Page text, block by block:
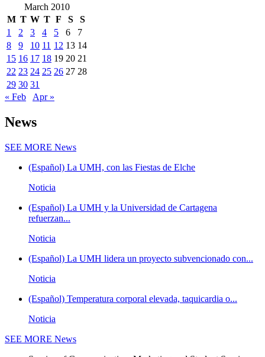
March 2010
M T W T F S
S
1
2 3 4 5 6
7
8
9 10 11 12 13 14
15 16 17 18 19 20 21
22 23 24 25 26 27 28
29 30 31
« Feb
Apr »
News
SEE MORE News
(Español) La UMH, con las Fiestas de Elche
Noticia
(Español) La UMH y la Universidad de Cartagena
refuerzan...
Noticia
(Español) La UMH lidera un proyecto subvencionado con...
Noticia
(Español) Temperatura corporal elevada, taquicardia o...
Noticia
SEE MORE News